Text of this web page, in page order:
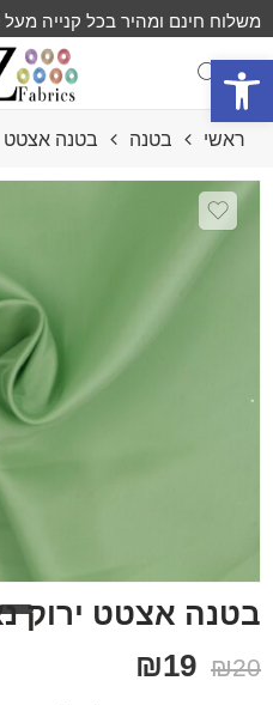
פתח סרגל נגישות
משלוח חינם ומהיר בכל קנייה מעל 300 ₪
ראשי בטנה בטנה אצטט
בטנה אצטט ירוק
₪20
₪19